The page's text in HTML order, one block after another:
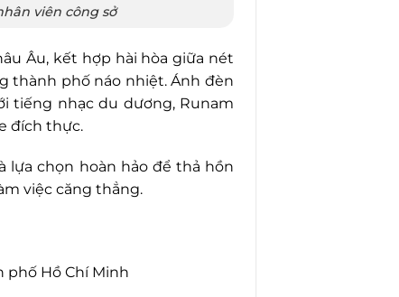
viên công sở
Âu, kết hợp hài hòa giữa nét
thành phố náo nhiệt. Ánh đèn
tiếng nhạc du dương, Runam
đích thực.
lựa chọn hoàn hảo để thả hồn
việc căng thẳng.
phố Hồ Chí Minh